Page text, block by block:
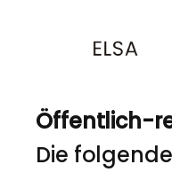
Öffentlich-
Die